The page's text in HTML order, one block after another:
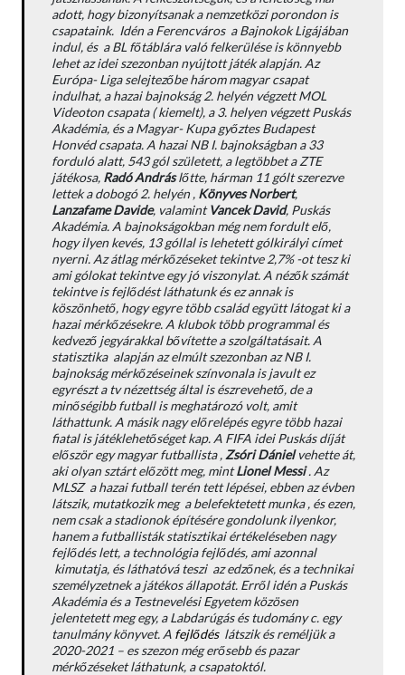
adott, hogy bizonyítsanak a nemzetközi porondon is
csapataink. Idén a Ferencváros a Bajnokok Ligájában
indul, és a BL főtáblára való felkerülése is könnyebb
lehet az idei szezonban nyújtott játék alapján. Az
Európa- Liga selejtezőbe három magyar csapat
indulhat, a hazai bajnokság 2. helyén végzett MOL
Videoton csapata ( kiemelt), a 3. helyen végzett Puskás
Akadémia, és a Magyar- Kupa győztes Budapest
Honvéd csapata. A hazai NB I. bajnokságban a 33
forduló alatt, 543 gól született, a legtöbbet a ZTE
játékosa, RadóAndráslőtte, hárman 11 gólt szerezve
lettek a dobogó 2. helyén , Könyves Norbert,
Lanzafame Davide, valamintVancek David, Puskás
Akadémia. A bajnokságokban még nem fordult elő,
hogy ilyen kevés, 13 góllal is lehetett gólkirályi címet
nyerni. Az átlag mérkőzéseket tekintve 2,7% -ot tesz ki
ami gólokat tekintve egy jó viszonylat. A nézők számát
tekintve is fejlődést láthatunk és ez annak is
köszönhető, hogy egyre több család együtt látogat ki a
hazai mérkőzésekre. A klubok több programmal és
kedvező jegyárakkal bővítette a szolgáltatásait. A
statisztika alapján az elmúlt szezonban az NB I.
bajnokság mérkőzéseinek színvonala is javult ez
egyrészt a tv nézettség által is észrevehető, de a
minőségibb futball is meghatározó volt, amit
láthattunk. A másik nagy előrelépés egyre több hazai
fiatal is játéklehetőséget kap. A FIFA idei Puskás díját
először egy magyar futballista , Zsóri Dánielvehette át,
aki olyan sztárt előzött meg, mintLionel Messi. Az
MLSZ a hazai futball terén tett lépései, ebben az évben
látszik, mutatkozik meg a belefektetett munka , és ezen,
nem csak a stadionok építésére gondolunk ilyenkor,
hanem a futballisták statisztikai értékeléseben nagy
fejlődés lett, a technológia fejlődés, ami azonnal
kimutatja, és láthatóvá teszi az edzőnek, és a technikai
személyzetnek a játékos állapotát. Erről idén a Puskás
Akadémia és a Testnevelési Egyetem közösen
jelentetett meg egy, a Labdarúgás és tudomány c. egy
tanulmány könyvet. A fejlődés látszik és reméljük a
2020-2021 – es szezon még erősebb és pazar
mérkőzéseket láthatunk, a csapatoktól.